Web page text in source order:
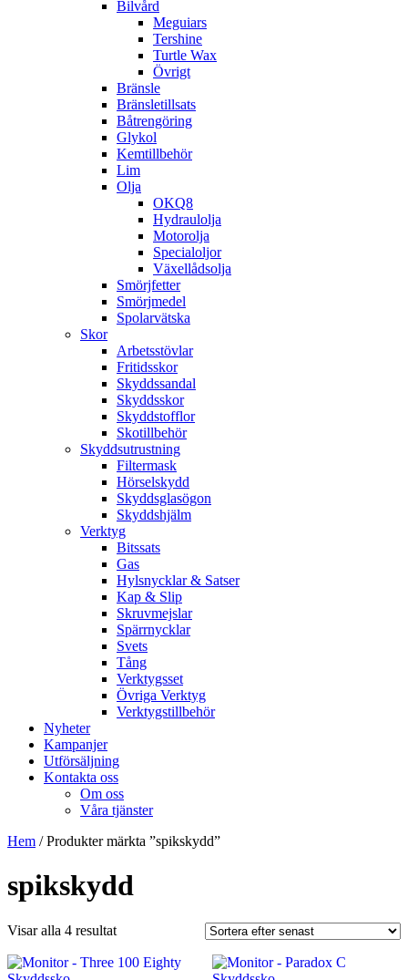
Bilvård
Meguiars
Tershine
Turtle Wax
Övrigt
Bränsle
Bränsletillsats
Båtrengöring
Glykol
Kemtillbehör
Lim
Olja
OKQ8
Hydraulolja
Motorolja
Specialoljor
Växellådsolja
Smörjfetter
Smörjmedel
Spolarvätska
Skor
Arbetsstövlar
Fritidsskor
Skyddssandal
Skyddsskor
Skyddstofflor
Skotillbehör
Skyddsutrustning
Filtermask
Hörselskydd
Skyddsglasögon
Skyddshjälm
Verktyg
Bitssats
Gas
Hylsnycklar & Satser
Kap & Slip
Skruvmejslar
Spärrnycklar
Svets
Tång
Verktygsset
Övriga Verktyg
Verktygstillbehör
Nyheter
Kampanjer
Utförsäljning
Kontakta oss
Om oss
Våra tjänster
Hem / Produkter märkta ”spikskydd”
spikskydd
Visar alla 4 resultatSortera
senaste